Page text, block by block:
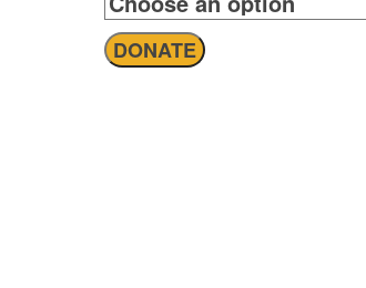
Monthly
Donation
quantity
DONATE